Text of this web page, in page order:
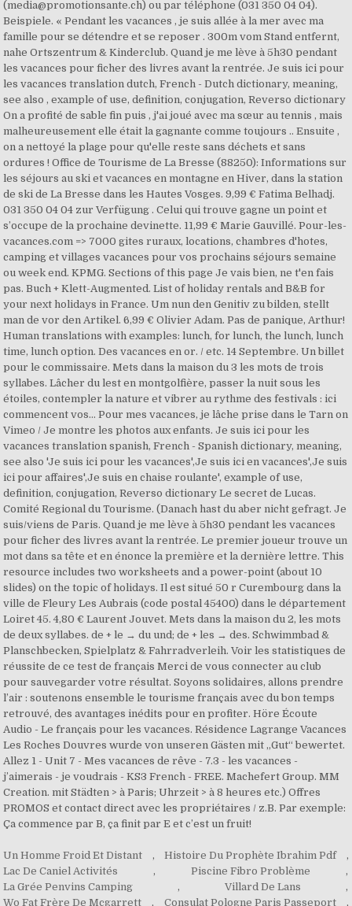
(media@promotionsante.ch) ou par téléphone (031 350 04 04).
Beispiele. « Pendant les vacances , je suis allée à la mer avec ma
famille pour se détendre et se reposer . 300m vom Stand entfernt,
nahe Ortszentrum & Kinderclub. Quand je me lève à 5h30 pendant
les vacances pour ficher des livres avant la rentrée. Je suis ici pour
les vacances translation dutch, French - Dutch dictionary, meaning,
see also , example of use, definition, conjugation, Reverso dictionary
On a profité de sable fin puis , j'ai joué avec ma sœur au tennis , mais
malheureusement elle était la gagnante comme toujours .. Ensuite ,
on a nettoyé la plage pour qu'elle reste sans déchets et sans
ordures ! Office de Tourisme de La Bresse (88250): Informations sur
les séjours au ski et vacances en montagne en Hiver, dans la station
de ski de La Bresse dans les Hautes Vosges. 9,99 € Fatima Belhadj.
031 350 04 04 zur Verfügung . Celui qui trouve gagne un point et
s’occupe de la prochaine devinette. 11,99 € Marie Gauvillé. Pour-les-
vacances.com => 7000 gites ruraux, locations, chambres d'hotes,
camping et villages vacances pour vos prochains séjours semaine
ou week end. KPMG. Sections of this page Je vais bien, ne t'en fais
pas. Buch + Klett-Augmented. List of holiday rentals and B&B for
your next holidays in France. Um nun den Genitiv zu bilden, stellt
man de vor den Artikel. 6,99 € Olivier Adam. Pas de panique, Arthur!
Human translations with examples: lunch, for lunch, the lunch, lunch
time, lunch option. Des vacances en or. / etc. 14 Septembre. Un billet
pour le commissaire. Mets dans la maison du 3 les mots de trois
syllabes. Lâcher du lest en montgolfière, passer la nuit sous les
étoiles, contempler la nature et vibrer au rythme des festivals : ici
commencent vos… Pour mes vacances, je lâche prise dans le Tarn on
Vimeo / Je montre les photos aux enfants. Je suis ici pour les
vacances translation spanish, French - Spanish dictionary, meaning,
see also 'Je suis ici pour les vacances',Je suis ici en vacances',Je suis
ici pour affaires',Je suis en chaise roulante', example of use,
definition, conjugation, Reverso dictionary Le secret de Lucas.
Comité Regional du Tourisme. (Danach hast du aber nicht gefragt. Je
suis/viens de Paris. Quand je me lève à 5h30 pendant les vacances
pour ficher des livres avant la rentrée. Le premier joueur trouve un
mot dans sa tête et en énonce la première et la dernière lettre. This
resource includes two worksheets and a power-point (about 10
slides) on the topic of holidays. Il est situé 50 r Curembourg dans la
ville de Fleury Les Aubrais (code postal 45400) dans le département
Loiret 45. 4,80 € Laurent Jouvet. Mets dans la maison du 2, les mots
de deux syllabes. de + le → du und; de + les → des. Schwimmbad &
Planschbecken, Spielplatz & Fahrradverleih. Voir les statistiques de
réussite de ce test de français Merci de vous connecter au club
pour sauvegarder votre résultat. Soyons solidaires, allons prendre
l’air : soutenons ensemble le tourisme français avec du bon temps
retrouvé, des avantages inédits pour en profiter. Höre Écoute
Audio - Le français pour les vacances. Résidence Lagrange Vacances
Les Roches Douvres wurde von unseren Gästen mit „Gut“ bewertet.
Allez 1 - Unit 7 - Mes vacances de rêve - 7.3 - les vacances -
j’aimerais - je voudrais - KS3 French - FREE. Machefert Group. MM
Creation. mit Städten > à Paris; Uhrzeit > à 8 heures etc.) Offres
PROMOS et contact direct avec les propriétaires / z.B. Par exemple:
Ça commence par B, ça finit par E et c’est un fruit!
Un Homme Froid Et Distant , Histoire Du Prophète Ibrahim Pdf
,
Lac De Caniel Activités
, Piscine Fibro Problème
,
La Grée Penvins Camping
, Villard De Lans
,
Wo Fat Frère De Mcgarrett
, Consulat Pologne Paris Passeport ,